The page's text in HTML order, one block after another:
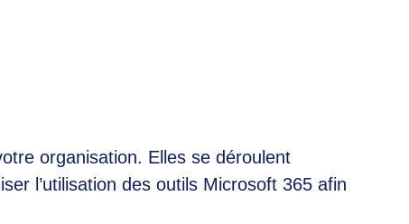
organisation. Elles se déroulent
l’utilisation des outils Microsoft 365 afin